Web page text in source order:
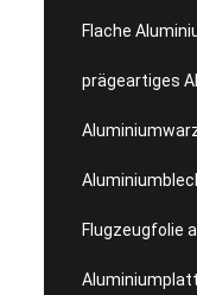
Flache
prägeartiges
Flugzeugfolie